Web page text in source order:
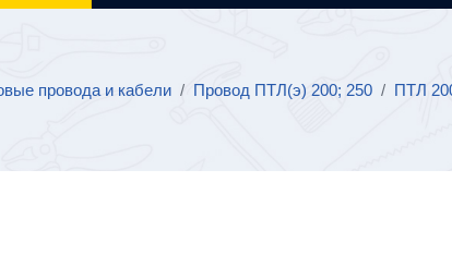
провода и кабели / Провод ПТЛ(э) 200; 250 / ПТЛ